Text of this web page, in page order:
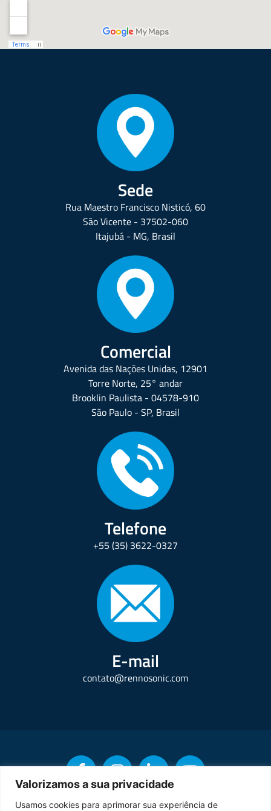
Valorizamos a sua privacidade
Usamos cookies para aprimorar sua experiência de
Sede
Rua Maestro Francisco Nisticó, 60
São Vicente - 37502-060
Itajubá - MG, Brasil
Comercial
Avenida das Nações Unidas, 12901
Torre Norte, 25° andar
Brooklin Paulista - 04578-910
São Paulo - SP, Brasil
Telefone
+55 (35) 3622-0327
E-mail
contato@rennosonic.com